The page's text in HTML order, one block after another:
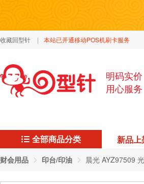
收藏回型针 | 本站已开通移动POS机刷卡服务
明码实价
用心服务
全部商品分类 新品上
财会用品 印台/印油 晨光 AYZ97509